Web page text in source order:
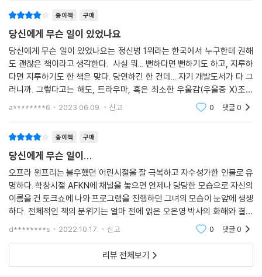
키는 건 스트레스의 패턴과 강도, 그리고 통제 가능성 여부입니다. 안타까
스 활성화 패턴을 갖고 있는 사람들이 너무 많다는 거예요.
--- p.113
네 번째 대화: 트라우마라 부르는 것들
부모가 모욕이나 수치심을 주는 등의 정서적 학대, 소수 집단의 어린이가
일에서도 트라우마가 생길 수 있다고 생각합니다.
--- p.137~138
중요한 발견은 역경의 타이밍이 전반적인 위험성을 판가름하는 데 큰 차이
를 만든다는 점입니다. 단순하게 말하면, 2세때 경험한 트라우마는 17세에
경험한 같은 트라우마보다 건강에 더 큰 영향을 미친다는 말이에요.
만약 아이가 친밀한 관계 안에서(예컨대 부모에 의해) 학대를 당했다면,
이 아이는 친밀함, 그러니까 정서적·육체적 가까움을 위협으로 느끼게 되
들이 용기 내어 자기 내면을 들여다볼 수 있도록, 그 끝에 “반드시 내 힘으
로 상처를 치유하는 길”(정여울 추천사)을 발견하도록 안내한다.
“넌 대체 뭐가 잘못된 거야?”
답을 찾고 싶다면 질문을 바꿔야 한다.
“당신에게 무슨 일이 있었나요?”
자신의 트라우마를 알아차리기는 쉽지 않다. 이유 없이 부정적인 감정에
휩싸일 때, 반복되는 해로운 행동 패턴을 바꾸지 못할 때, 그 원인을 찾지
못하면 우리는 흔히 자신을 탓하게 된다. “난 대체 뭐가 잘못된 걸까?”
문제를 해결하기 위해 정신과나 상담사를 찾는다고 해도, 증상과 진단명에
만 집중한다면 근본적인 원인과 해결책에 접근할 수 없다. 여러 사람이 같
은 진단명을 가졌더라도 그 원인은 저마다 다를 수 있기 때문이다. 페리 박
사가 만난 열두 살 동갑내기 토머스와 제임스는 둘 다 ADHD 진단을 받았
다. 그러나 폭력적인 아버지 밑에서 자라 경계심이 높은 토머스의 부주의
성과 양육자가 계속 바뀌는 혼란스러운 상황에서 자기 내면세계로 도피하
종이책 구매
당신에게 무슨 일이 있었나요
당신에게 무슨 일이 있었나요는 정신병 1위라는 한국에서 누구한테 권해
도 괜찮은 책이라고 생각한다. 사실 뭐... 뻔하다면 뻔하기도 하고, 지루하
다면 지루하기도 한 책은 맞다. 당연하긴 한 건데... 자기 개발도서가 다 그
러니까. 그렇다고는 해도, 트라우마, 혹은 최소한 우울감(우울증 X)조차
없는 한국인은 드무니까... 한 번쯤은 읽어볼 만하다고 생각한다.
a********6 2023.06.09. 신고 0 댓글0
종이책 구매
당신에게 무슨 일이...
오프라 윈프리는 불우했던 어린시절을 잘 극복하고 자수성가한 인물로 유
명하다. 학창시절 AFKN에 채널을 놓으면 언제나 당당한 모습으로 자신의
이름을 건 토크쇼에 나와 프로그램을 진행하던 그녀의 모습이 눈앞에 생생
하다. 전체적인 책의 분위기는 얼마 전에 읽은 오은영 박사의 화해와 결을
같이하는 느낌이다. 나도 어린시절이 행복하지만은 않았고 아직도 마음 한
d********s 2022.10.17. 신고 0 댓글0
리뷰 전체보기